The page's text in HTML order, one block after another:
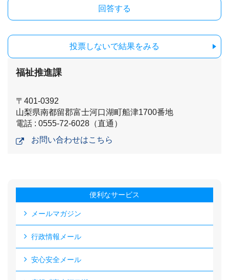
投票しないで結果をみる
福祉推進課
〒401-0392
山梨県南都留郡富士河口湖町船津1700番地
電話 : 0555-72-6028（直通）
お問い合わせはこちら
便利なサービス
メールマガジン
行政情報メール
安心安全メール